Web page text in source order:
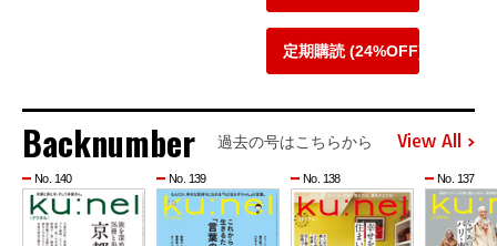
定期購読 (24%OFF)
Backnumber 過去の号はこちらから View All
No. 140 No. 139 No. 138 No. 137